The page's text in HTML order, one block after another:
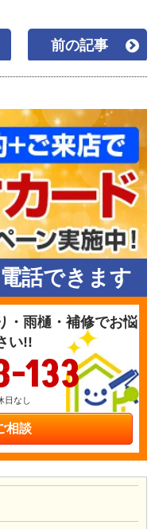
前の記事
話できます
・雨樋・補修でお悩
い!!
133
日なし
相談